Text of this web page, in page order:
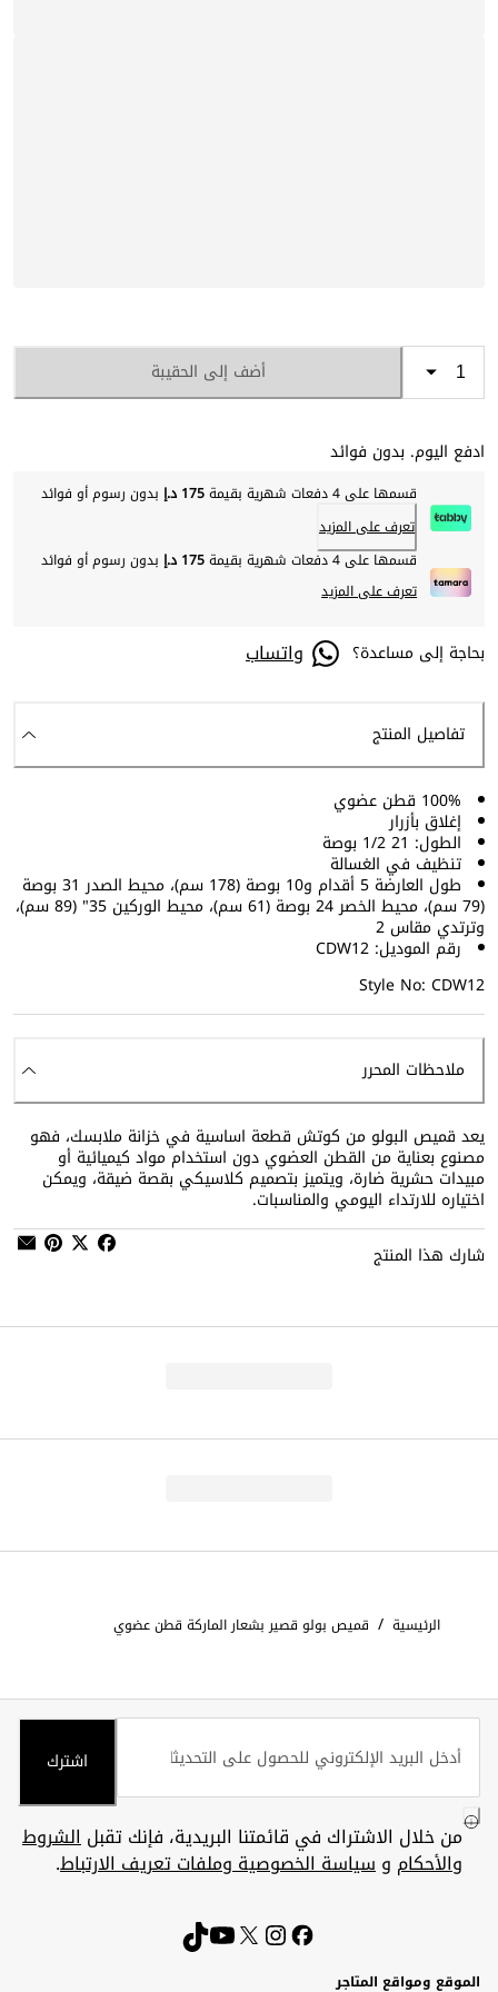
أضف إلى الحقيبة
ادفع اليوم. بدون فوائد
قسمها على 4 دفعات شهرية بقيمة 175 د.إ
بدون رسوم أو فوائد
تعرف على المزيد
قسمها على 4 دفعات شهرية بقيمة
175 د.إ
بدون رسوم أو فوائد
تعرف على المزيد
بحاجة إلى مساعدة؟ واتساب
تفاصيل المنتج
100% قطن عضوي
إغلاق بأزرار
الطول: 21 1/2 بوصة
تنظيف في الغسالة
طول العارضة 5 أقدام و10 بوصة (178 سم)، محيط الصدر 31 بوصة
(79 سم)، محيط الخصر 24 بوصة (61 سم)، محيط الوركين 35" (89 سم)،
وترتدي مقاس 2
رقم الموديل: CDW12
Style No: CDW12
ملاحظات المحرر
يعد قميص البولو من كوتش قطعة اساسية في خزانة ملابسك، فهو
مصنوع بعناية من القطن العضوي دون استخدام مواد كيميائية أو
مبيدات حشرية ضارة، ويتميز بتصميم كلاسيكي بقصة ضيقة، ويمكن
اختياره للارتداء اليومي والمناسبات.
شارك هذا المنتج
الرئيسية / قميص بولو قصير بشعار الماركة قطن عضوي
اشترك
من خلال الاشتراك في قائمتنا البريدية، فإنك تقبلالشروط
والأحكام وسياسة الخصوصية وملفات تعريف الارتباط.
الموقع ومواقع المتاجر